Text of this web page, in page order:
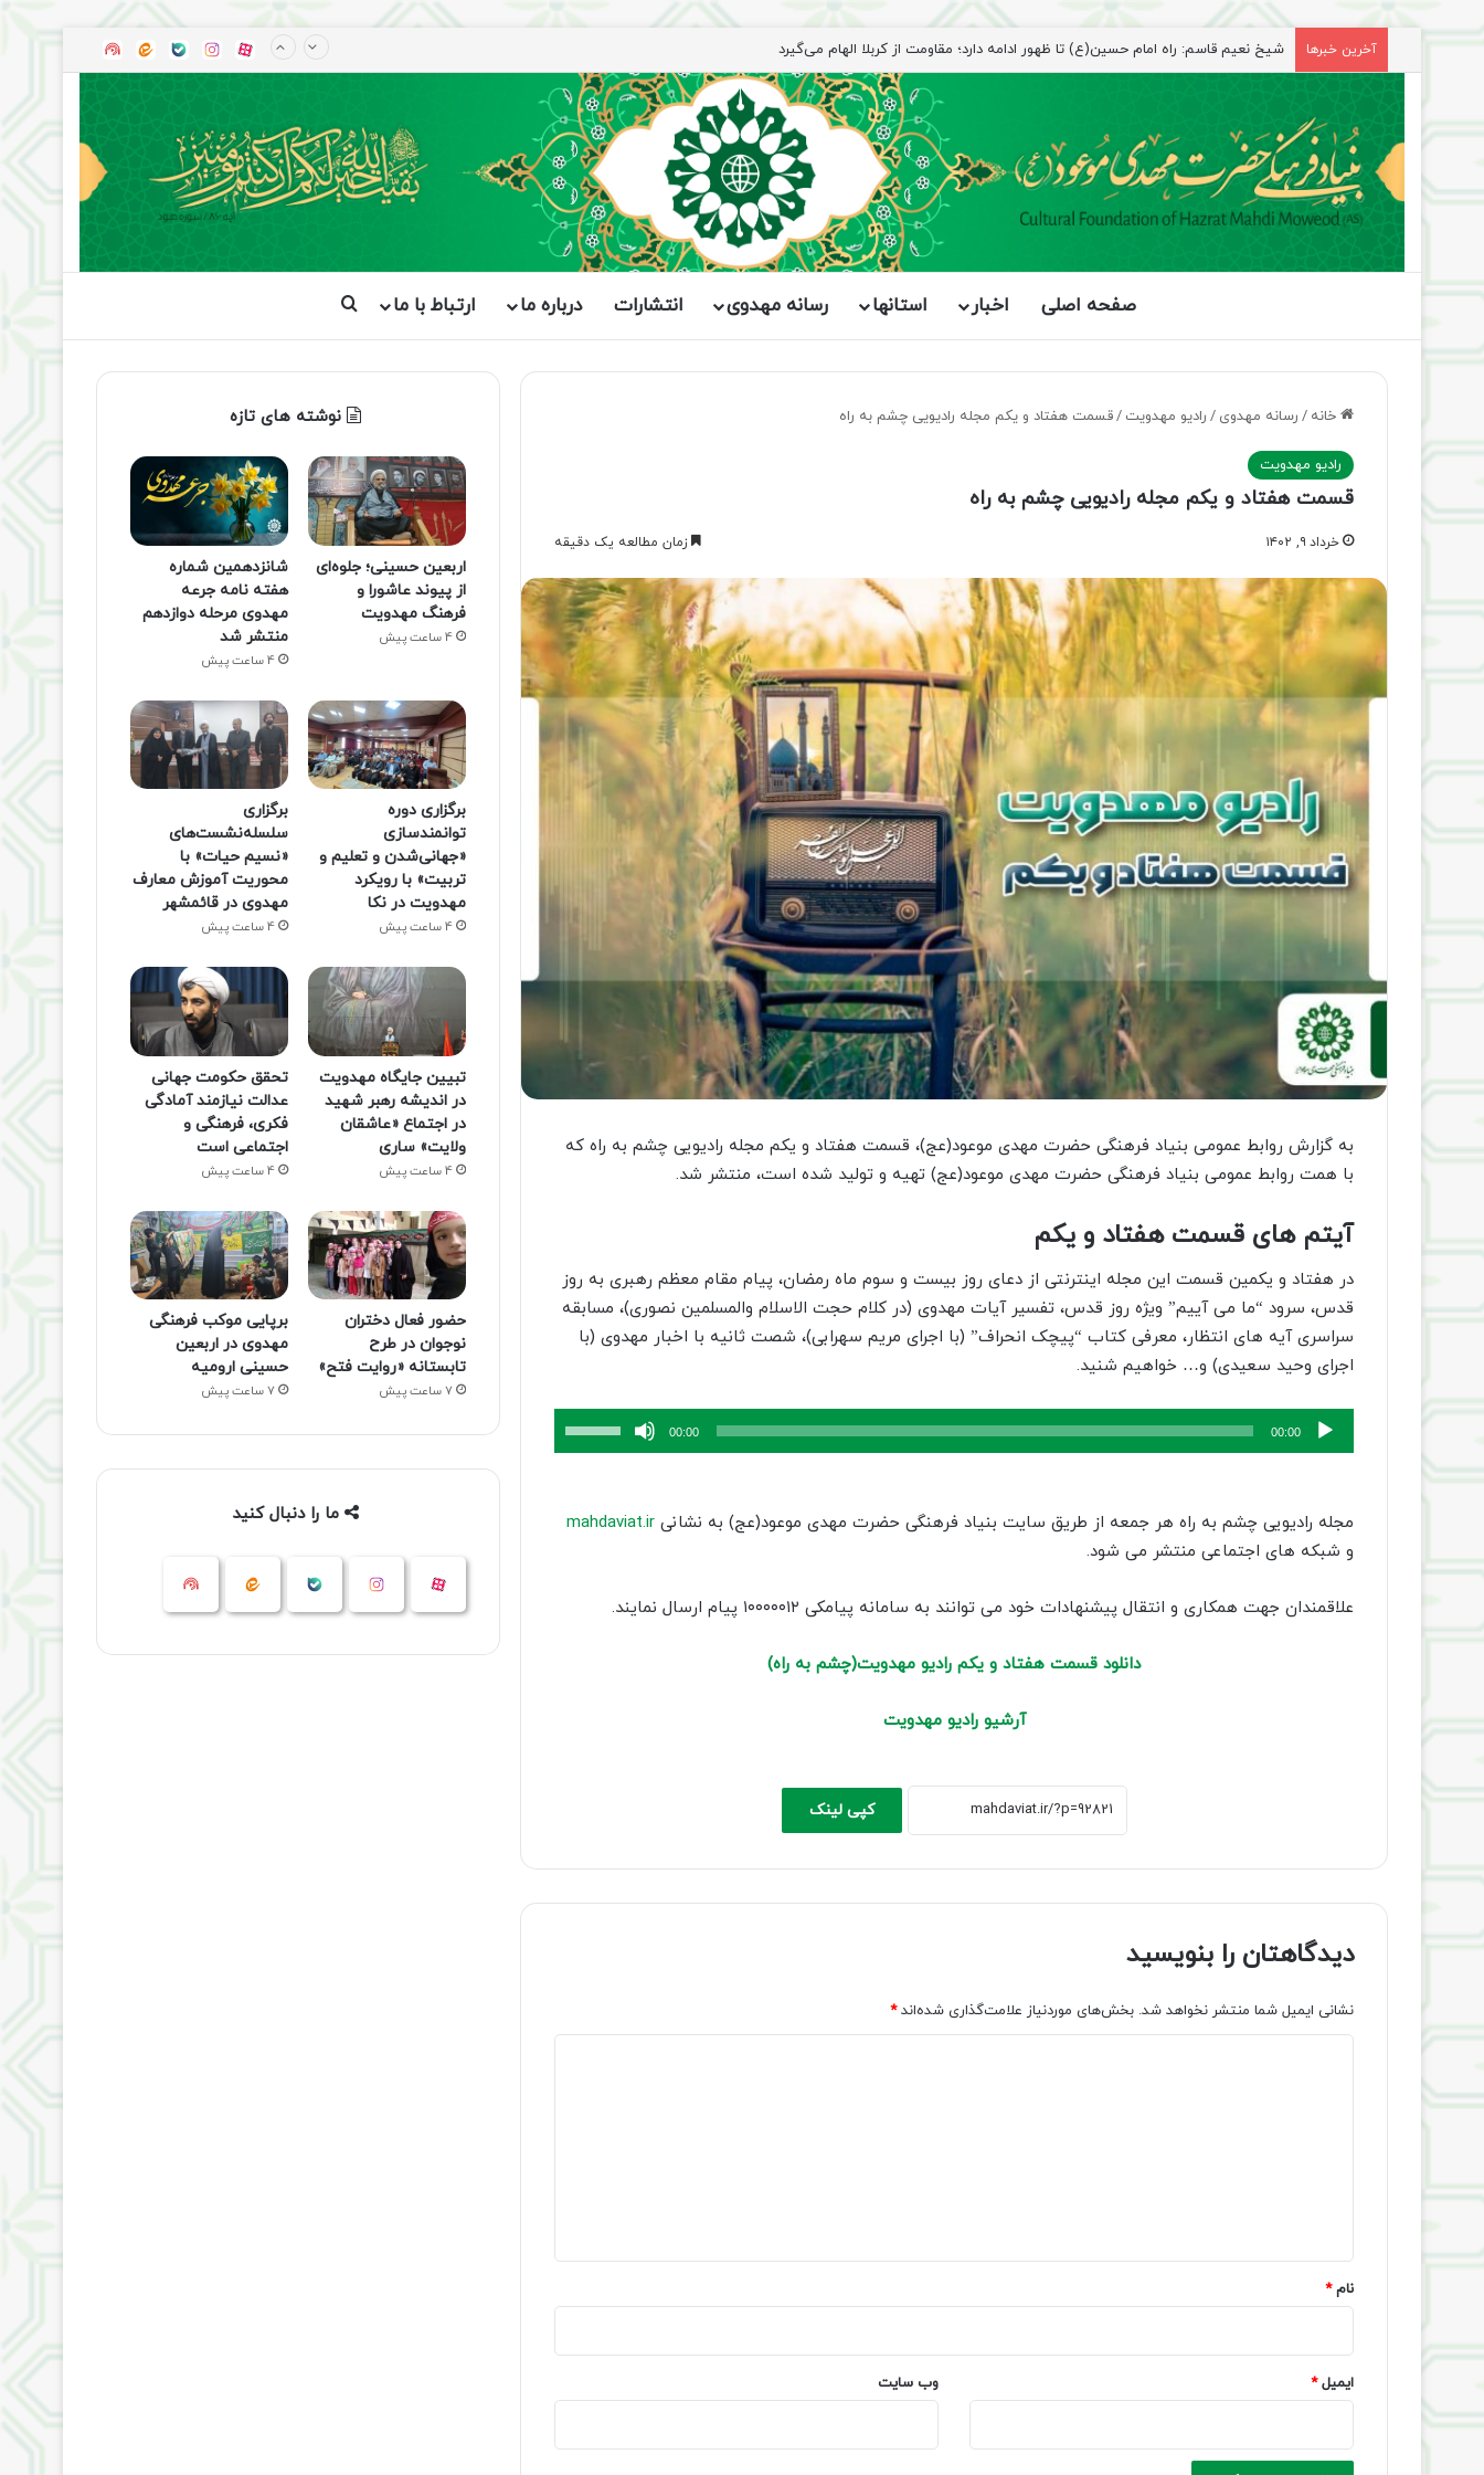
آخرین خبرها
راهپیمایی اربعین، رزمایش منتظران ظهور
آپاراتاینستاگرام
بله ایتا
صفحه اصلی اخبار استانها رسانه مهدوی انتشارات درباره ما ارتباط با ما جستجو برای
خانه / رسانه مهدوی / رادیو مهدویت /قسمت هفتاد و یکم مجله رادیویی چشم به راه
رادیو مهدویت
قسمت هفتاد و یکم مجله رادیویی چشم به راه
خرداد ۹, ۱۴۰۲ زمان مطالعه یک دقیقه
به گزارش روابط عمومی بنیاد فرهنگی حضرت مهدی موعود(عج)، قسمت هفتاد و یکم مجله رادیویی چشم به راه که
با همت روابط عمومی بنیاد فرهنگی حضرت مهدی موعود(عج) تهیه و تولید شده است، منتشر شد.
آیتم های قسمت هفتاد و یکم
در هفتاد و یکمین قسمت این مجله اینترنتی از دعای روز بیست و سوم ماه رمضان، پیام مقام معظم رهبری به روز
قدس، سرود “ما می آییم” ویژه روز قدس، تفسیر آیات مهدوی (در کلام حجت الاسلام والمسلمین نصوری)، مسابقه
سراسری آیه های انتظار، معرفی کتاب “پیچک انحراف” (با اجرای مریم سهرابی)، شصت ثانیه با اخبار مهدوی (با
اجرای وحید سعیدی) و… خواهیم شنید.
پخش‌کننده
صوت
00:00
00:00
افزایش
مجله رادیویی چشم به راه هر جمعه از طریق سایت بنیاد فرهنگی حضرت مهدی موعود(عج) به نشانی mahdaviat.ir
و شبکه های اجتماعی منتشر می شود.
علاقمندان جهت همکاری و انتقال پیشنهادات خود می توانند به سامانه پیامکی ۱۰۰۰۰۰۱۲ پیام ارسال نمایند.
دانلود قسمت هفتاد و یکم رادیو مهدویت(چشم به راه)
آرشیو رادیو مهدویت
کپی لینک
دیدگاهتان را بنویسید
نشانی ایمیل شما منتشر نخواهد شد. بخش‌های موردنیاز علامت‌گذاری شده‌اند*
نام*
ایمیل* وب‌ سایت
نوشته های تازه
اربعین حسینی؛ جلوه‌ای
از پیوند عاشورا و
فرهنگ مهدویت
4 ساعت پیش
شانزدهمین شماره
هفته‌ نامه جرعه
مهدوی مرحله دوازدهم
منتشر شد
4 ساعت پیش
برگزاری دوره
توانمندسازی
«جهانی‌شدن و تعلیم و
تربیت» با رویکرد
مهدویت در نکا
4 ساعت پیش
برگزاری
سلسله‌نشست‌های
«نسیم حیات» با
محوریت آموزش معارف
مهدوی در قائمشهر
4 ساعت پیش
تبیین جایگاه مهدویت
در اندیشه رهبر شهید
در اجتماع «عاشقان
ولایت» ساری
4 ساعت پیش
تحقق حکومت جهانی
عدالت نیازمند آمادگی
فکری، فرهنگی و
اجتماعی است
4 ساعت پیش
حضور فعال دختران
نوجوان در طرح
تابستانه «روایت فتح»
7 ساعت پیش
برپایی موکب فرهنگی
مهدوی در اربعین
حسینی ارومیه
7 ساعت پیش
ما را دنبال کنید
آپارات اینستاگرام ایتا